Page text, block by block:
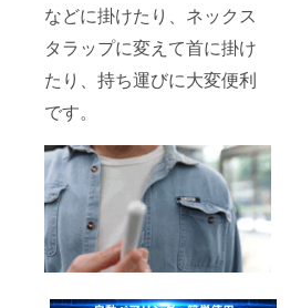
などに掛けたり、ネックス
タラップに変えて首に掛け
たり、持ち運びに大変便利
です。